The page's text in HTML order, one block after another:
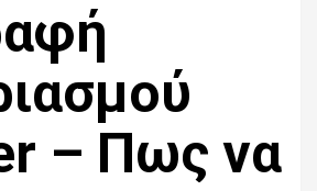
– Πως να